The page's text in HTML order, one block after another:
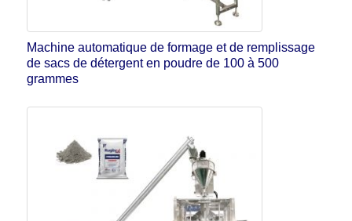
Machine automatique de formage et de remplissage
de sacs de détergent en poudre de 100 à 500
grammes